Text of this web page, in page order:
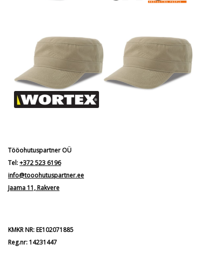
Tööohutuspartner OÜ
Tel:+372 523 6196
info@tooohutuspartner.ee
Jaama 11, Rakvere
KMKR NR: EE102071885
Reg.nr: 14231447